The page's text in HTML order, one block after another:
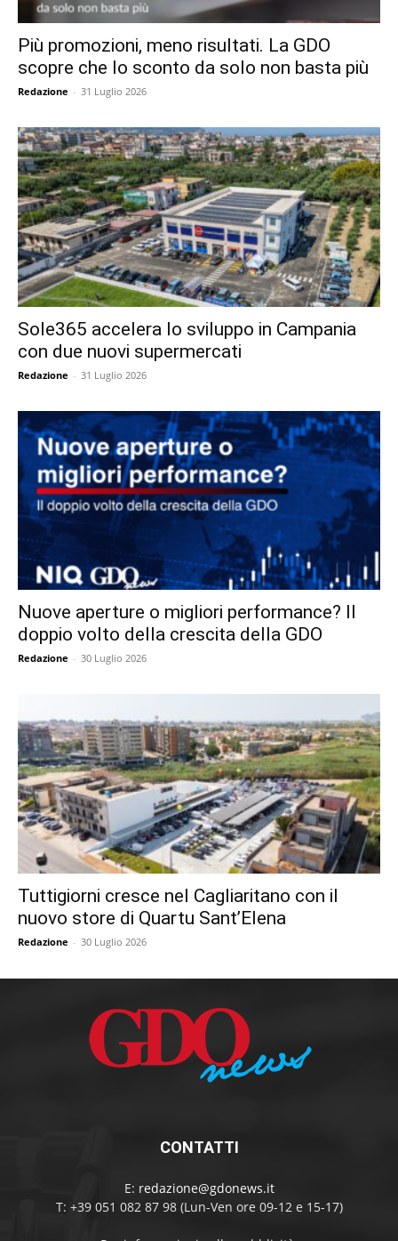
Più promozioni, meno risultati. La GDO
scopre che lo sconto da solo non basta più
Redazione - 31 Luglio 2026
Sole365 accelera lo sviluppo in Campania
con due nuovi supermercati
Redazione - 31 Luglio 2026
Nuove aperture o migliori performance? Il
doppio volto della crescita della GDO
Redazione - 30 Luglio 2026
Tuttigiorni cresce nel Cagliaritano con il
nuovo store di Quartu Sant’Elena
Redazione - 30 Luglio 2026
CONTATTI
E: redazione@gdonews.it
T: +39 051 082 87 98 (Lun-Ven ore 09-12 e 15-17)